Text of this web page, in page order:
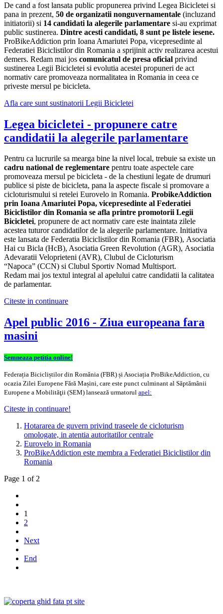
De cand a fost lansata public propunerea privind Legea Bicicletei si
pana in prezent, 50 de organizatii nonguvernamentale (incluzand
initiatorii) si 14 candidati la alegerile parlamentare si-au exprimat
public sustinerea. Dintre acesti candidati, 8 sunt pe listele iesene.
ProBikeAddiction prin Ioana Amariutei Popa, vicepresedinte al
Federatiei Biciclistilor din Romania a sprijinit activ realizarea acestui
demers. Redam mai jos comunicatul de presa oficial privind
sustinerea Legii Bicicletei si evolutia acestei propuneri de act
normativ care promoveaza normalitatea in Romania in ceea ce
priveste mersul pe bicicleta.
Afla care sunt sustinatorii Legii Bicicletei
Legea bicicletei - propunere catre
candidatii la alegerile parlamentare
Pentru ca lucrurile sa mearga bine la nivel local, trebuie sa existe un
cadru national de reglementare pentru toate aspectele care
promoveaza mersul pe bicicleta - de la chestiuni legate de drumuri
publice si piste de bicicleta, pana la aspecte fiscale si promovare a
cicloturismului si retelei Eurovelo in Romania. ProbikeAddiction
prin Ioana Amariutei Popa, vicepresedinte al Federatiei
Biciclistilor din Romania se afla printre promotorii Legii
Bicicletei, propunere de act normativ care este inaintata zilele
acestea tuturor candidatilor de la alegerile parlamentare. Initiativa
este lansata de Federatia Biciclistilor din Romania (FBR), Asociatia
Hai cu Bicla (HcB), Asociatia Green Revolution (AGR), Asociatia
Adevaratii Veloprieteni (AVR), Clubul de Cicloturism
“Napoca” (CCN) si Clubul Sportiv Nomad Multisport.
Redam mai jos textul integral al apelului catre candidatii la calitatea
de parlamentar.
Citeste in continuare
Apel public 2016 - Ziua europeana fara
masini
Semneaza petitia online!
Federația Bicicliștilor din România (FBR) și Asociația ProBikeAddiction, cu
ocazia Zilei Europene Fără Mașini, care este punct culminant al Săptămânii
Europene a Mobilităţii (SEM) lansează urmatorul apel:
Citeste in continuare!
Hotararea de guvern privind traseele de cicloturism
omologate, in atentia autoritatilor centrale
Eurovelo in Romania
ProBikeAddiction este membra a Federatiei Biciclistilor din
Romania
Page 1 of 2
1
2
Next
End